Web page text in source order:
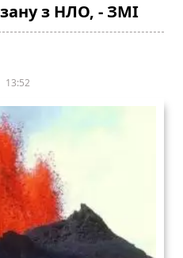
з НЛО, - ЗМІ
13:52